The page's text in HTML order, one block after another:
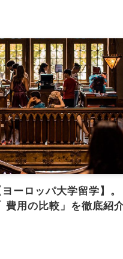
ーロッパ大学留学】
費用の比較」を徹底紹